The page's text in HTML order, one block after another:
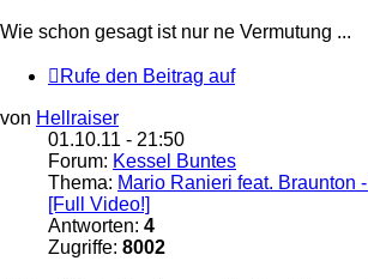
Wie schon gesagt ist nur ne Vermutung ...
Rufe den Beitrag auf
von Hellraiser
01.10.11 - 21:50
Forum: Kessel Buntes
Thema: Mario Ranieri feat. Braunton
[Full Video!]
Antworten: 4
Zugriffe: 8002